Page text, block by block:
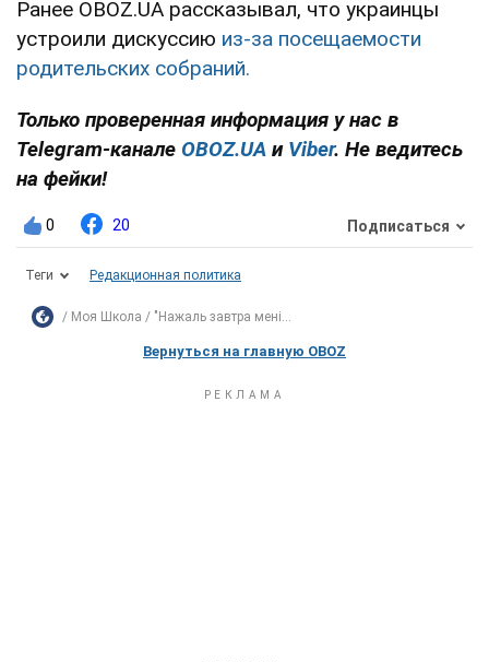
Ранее OBOZ.UA рассказывал, что украинцы
устроили дискуссию из-за посещаемости
родительских собраний.
Только проверенная информация у нас в
Telegram-канале OBOZ.UA и Viber. Не ведитесь
на фейки!
0 20 Подписаться
Теги Редакционная политика
Моя Школа "Нажаль завтра мені...
Вернуться на главную OBOZ